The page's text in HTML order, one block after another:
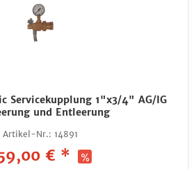
Servicekupplung 1"x3/4" AG/IG
und Entleerung
Artikel-Nr.: 14891
€ *